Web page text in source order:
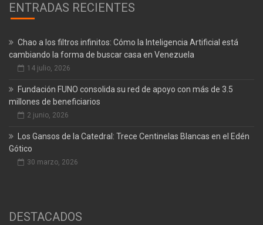
ENTRADAS RECIENTES
Chao a los filtros infinitos: Cómo la Inteligencia Artificial está
cambiando la forma de buscar casa en Venezuela
14 julio, 2026
Fundación FUNO consolida su red de apoyo con más de 3.5
millones de beneficiarios
2 junio, 2026
Los Gansos de la Catedral: Trece Centinelas Blancas en el Edén
Gótico
30 marzo, 2026
DESTACADOS